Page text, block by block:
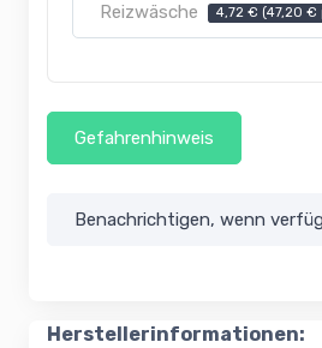
Reizwäsche 4,72 € (47,20 €
Gefahrenhinweis
Benachrichtigen, wenn
Herstellerinformationen: